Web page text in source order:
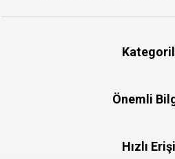
Önemli
Hızlı